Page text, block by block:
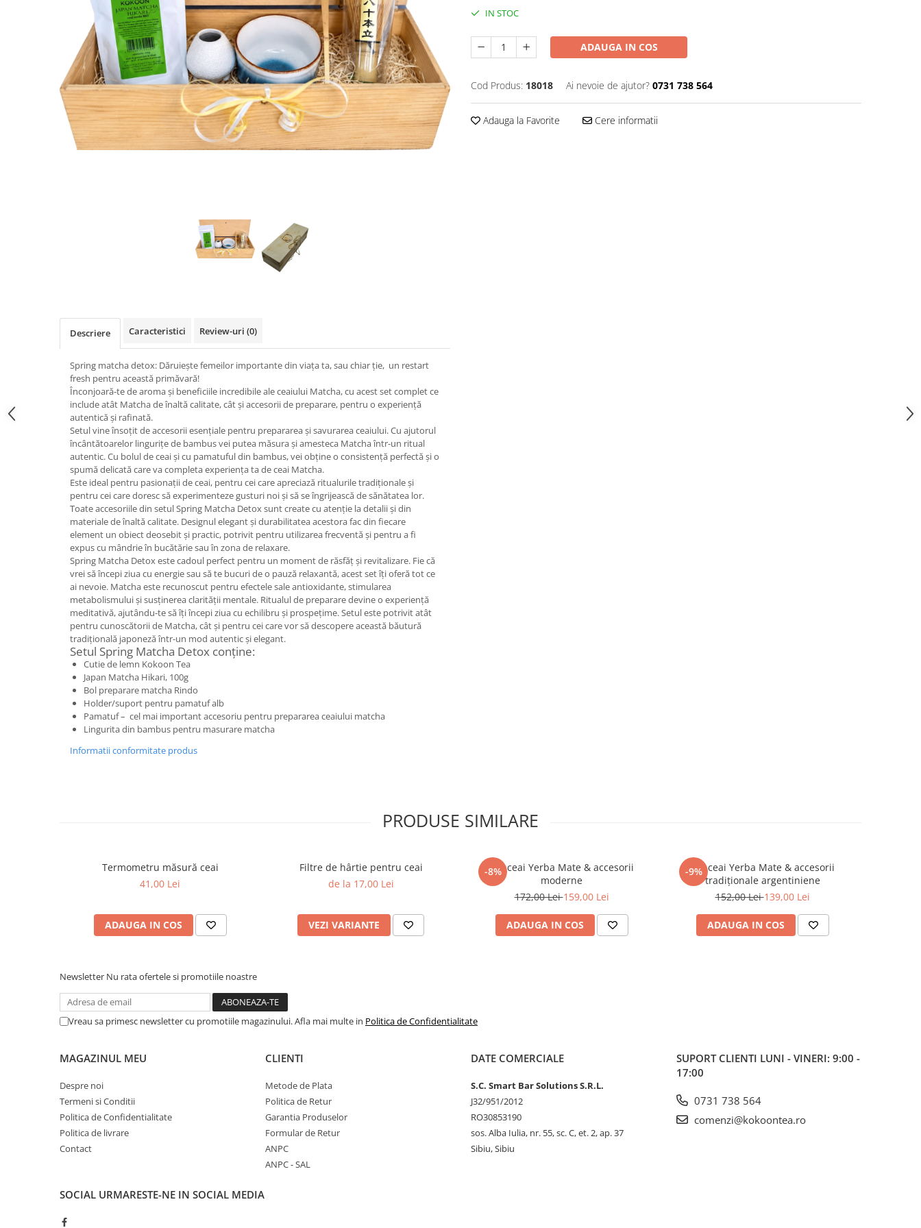
IN STOC
ADAUGA IN COS
Cod Produs: 18018 Ai nevoie de ajutor? 0731 738 564
Adauga la Favorite Cere informatii
Descriere Caracteristici Review-uri (0)
Spring matcha detox: Dăruiește femeilor importante din viața ta, sau chiar ție, un restart
fresh pentru această primăvară!
Înconjoară-te de aroma și beneficiile incredibile ale ceaiului Matcha, cu acest set complet ce
include atât Matcha de înaltă calitate, cât și accesorii de preparare, pentru o experiență
autentică și rafinată.
Setul vine însoțit de accesorii esențiale pentru prepararea și savurarea ceaiului. Cu ajutorul
încântătoarelor lingurițe de bambus vei putea măsura și amesteca Matcha într-un ritual
autentic. Cu bolul de ceai și cu pamatuful din bambus, vei obține o consistență perfectă și o
spumă delicată care va completa experiența ta de ceai Matcha.
Este ideal pentru pasionații de ceai, pentru cei care apreciază ritualurile tradiționale și
pentru cei care doresc să experimenteze gusturi noi și să se îngrijească de sănătatea lor.
Toate accesoriile din setul Spring Matcha Detox sunt create cu atenție la detalii și din
materiale de înaltă calitate. Designul elegant și durabilitatea acestora fac din fiecare
element un obiect deosebit și practic, potrivit pentru utilizarea frecventă și pentru a fi
expus cu mândrie în bucătărie sau în zona de relaxare.
Spring Matcha Detox este cadoul perfect pentru un moment de răsfăț și revitalizare. Fie că
vrei să începi ziua cu energie sau să te bucuri de o pauză relaxantă, acest set îți oferă tot ce
ai nevoie. Matcha este recunoscut pentru efectele sale antioxidante, stimularea
metabolismului și susținerea clarității mentale. Ritualul de preparare devine o experiență
meditativă, ajutându-te să îți începi ziua cu echilibru și prospețime. Setul este potrivit atât
pentru cunoscătorii de Matcha, cât și pentru cei care vor să descopere această băutură
tradițională japoneză într-un mod autentic și elegant.
Setul Spring Matcha Detox conține:
Cutie de lemn Kokoon Tea
Japan Matcha Hikari, 100g
Bol preparare matcha Rindo
Holder/suport pentru pamatuf alb
Pamatuf – cel mai important accesoriu pentru prepararea ceaiului matcha
Lingurita din bambus pentru masurare matcha
Informatii conformitate produs
PRODUSE SIMILARE
Termometru măsură ceai
41,00 Lei
ADAUGA IN COS
Filtre de hârtie pentru ceai
de la 17,00 Lei
VEZI VARIANTE
-8%
Set ceai Yerba Mate & accesorii
moderne
172,00 Lei159,00 Lei
ADAUGA IN COS
-9%
Set ceai Yerba Mate & accesorii
tradiționale argentiniene
152,00 Lei139,00 Lei
ADAUGA IN COS
Newsletter Nu rata ofertele si promotiile noastre
Vreau sa primesc newsletter cu promotiile magazinului. Afla mai multe in Politica de Confidentialitate
MAGAZINUL MEU
Despre noi
Termeni si Conditii
Politica de Confidentialitate
Politica de livrare
Contact
CLIENTI
Metode de Plata
Politica de Retur
Garantia Produselor
Formular de Retur
ANPC
ANPC - SAL
DATE COMERCIALE
S.C. Smart Bar Solutions S.R.L.
J32/951/2012
RO30853190
sos. Alba Iulia, nr. 55, sc. C, et. 2, ap. 37
Sibiu, Sibiu
SUPORT CLIENTI LUNI - VINERI: 9:00 -
17:00
0731 738 564
comenzi@kokoontea.ro
SOCIAL URMARESTE-NE IN SOCIAL MEDIA